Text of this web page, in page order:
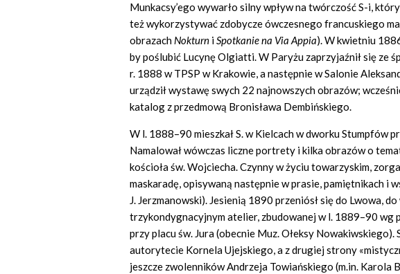
Munkacsy’ego wywarło silny wpływ na twórczość S-i,
też wykorzystywać zdobycze ówczesnego francuskiego
obrazach Nokturn iSpotkanie na Via Appia). W kwietniu
by poślubić Lucynę Olgiatti. W Paryżu zaprzyjaźnił się ze
r. 1888 w TPSP w Krakowie, a następnie w Salonie
urządził wystawę swych 22 najnowszych obrazów;
katalog z przedmową Bronisława Dembińskiego.
W l. 1888–90 mieszkał S. w Kielcach w dworku Stumpfów
Namalował wówczas liczne portrety i kilka obrazów o
kościoła św. Wojciecha. Czynny w życiu towarzyskim,
maskaradę, opisywaną następnie w prasie, pamiętnikach i
J. Jerzmanowski). Jesienią 1890 przeniósł się do Lwowa,
trzykondygnacyjnym atelier, zbudowanej w l. 1889–90 wg
przy placu św. Jura (obecnie Muz. Ołeksy Nowakiwskiego).
autorytecie Kornela Ujejskiego, a z drugiej strony
jeszcze zwolenników Andrzeja Towiańskiego (m.in. Karola